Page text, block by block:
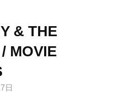
& THE
MOVIE
日